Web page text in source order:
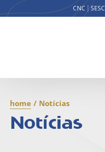
CNC
home / Notícias
Notícias